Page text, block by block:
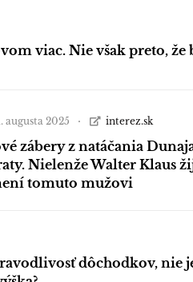
viac. Nie však preto, že
augusta 2025 interez.sk
zábery z natáčania
Nielenže Walter Klaus
tomuto mužovi
dôchodkov, nie